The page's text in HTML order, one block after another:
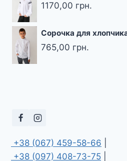
1170,00 грн.
Сорочка для
765,00 грн.
+38 (067) 459-58-66
+38 (097) 408-73-75